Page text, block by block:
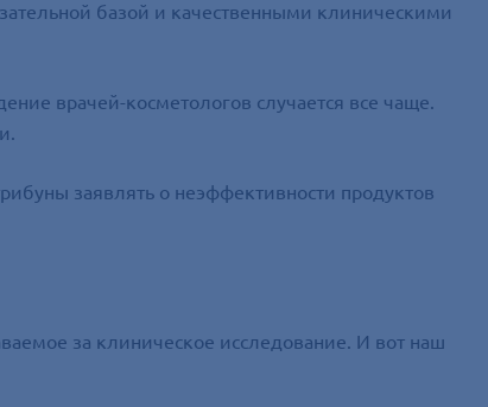
базой и качественными клиническими
врачей-косметологов случается все чаще.
заявлять о неэффективности продуктов
за клиническое исследование. И вот наш